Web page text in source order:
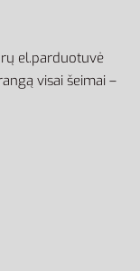
el.parduotuvė
visai šeimai –